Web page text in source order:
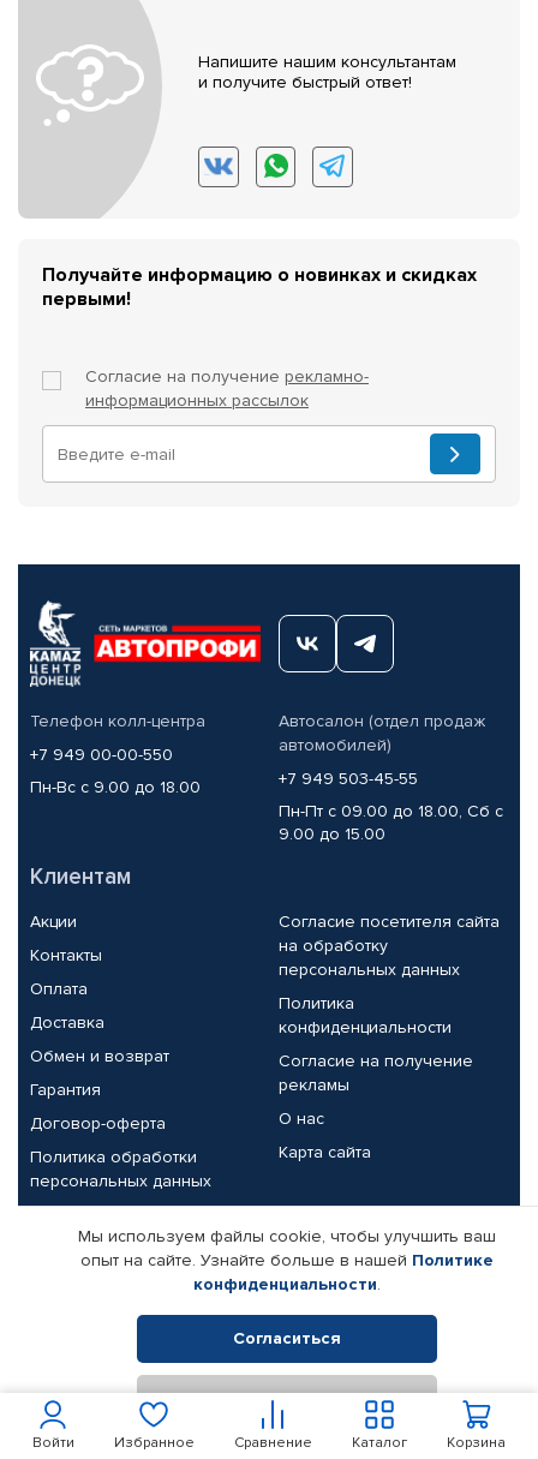
Войти Избранное Сравнение Корзина
Каталог
Напишите нашим консультантам
и получите быстрый ответ!
Получайте информацию о новинках и скидках
первыми!
Согласие на получение рекламно-
информационных рассылок
Телефон колл-центра
+7 949 00-00-550
Пн-Вс с 9.00 до 18.00
Автосалон (отдел продаж
автомобилей)
+7 949 503-45-55
Пн-Пт с 09.00 до 18.00, Сб с
9.00 до 15.00
Клиентам
Акции
Контакты
Оплата
Доставка
Обмен и возврат
Гарантия
Договор-оферта
Политика обработки
персональных данных
Согласие посетителя сайта
на обработку
персональных данных
Политика
конфиденциальности
Согласие на получение
рекламы
О нас
Карта сайта
Партнерам
Корпоративным клиентам
Поставщикам
Реквизиты компании
© КАМАЗ ЦЕНТР ДОНЕЦК, 2015-2026. Все права защищены.
Интернет-магазин автомобильных товаров Автопрофи.
Мы используем файлы cookie, чтобы улучшить ваш
опыт на сайте. Узнайте больше в нашей Политике
конфиденциальности.
Согласиться
Отклонить